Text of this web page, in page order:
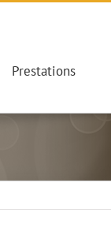
Prestations